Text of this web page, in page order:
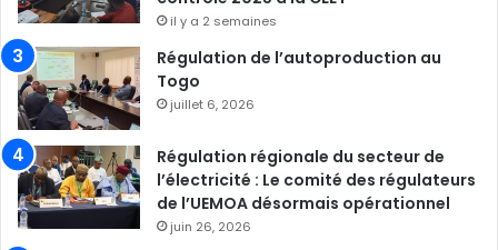
il y a 2 semaines
Régulation de l’autoproduction au
Togo
juillet 6, 2026
Régulation régionale du secteur de
l’électricité : Le comité des régulateurs
de l’UEMOA désormais opérationnel
juin 26, 2026